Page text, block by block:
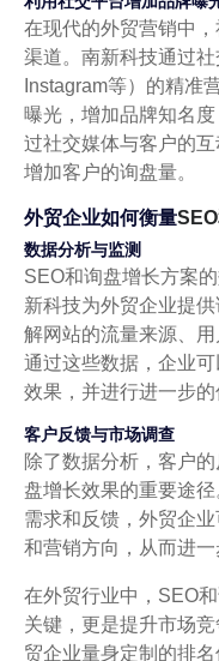
在现代的外贸营销中
渠道。南新科技通过
Instagram等）的精准
曝光，增加品牌知名
过社交媒体与客户的
增加客户的询盘量。
外贸企业如何衡量
数据分析与监测
SEO和询盘增长方案
新科技为外贸企业提
解网站的流量来源、用
通过这些数据，企业
效果，并进行进一步的
客户反馈与市场调查
除了数据分析，客户
盘增长效果的重要途
需求和反馈，外贸企
和营销方向，从而进一
在外贸行业中，SEO
关键，更是提升市场
贸企业量身定制的排